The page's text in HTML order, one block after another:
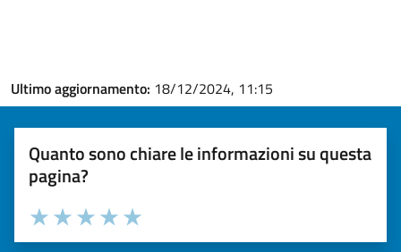
Ultimo aggiornamento: 18/12/2024, 11:15
Quanto sono chiare le informazioni su questa
pagina?
Valuta la chiarezza delle informazioni (da 1 a 5 stelle)
Seleziona il numero di stelle per valutare la chiarezza delle
Valuta 5 stelle su 5
Valuta 4 stelle su 5
Valuta 3 stelle su 5
Valuta 2 stelle su 5
Valuta 1 stelle su 5